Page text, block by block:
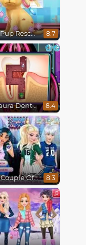
Barbie Pup Rescue 8.7
Draculaura Dentist 8.4
Disney Couple Of The Year 8.3